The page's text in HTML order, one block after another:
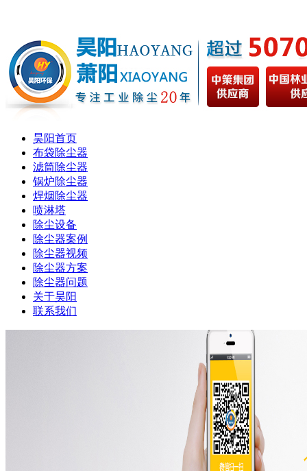
昊阳首页
布袋除尘器
滤筒除尘器
锅炉除尘器
焊烟除尘器
喷淋塔
除尘设备
除尘器案例
除尘器视频
除尘器方案
除尘器问题
关于昊阳
联系我们